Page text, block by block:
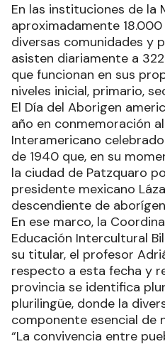
En las instituciones de la
aproximadamente
diversas comunidades y
asisten diariamente a
que funcionan en sus
niveles inicial, primario,
El Día del Aborigen
año en conmemoración
Interamericano
de 1940 que, en su
la ciudad de Patzquaro
presidente mexicano
descendiente de
En ese marco, la
Educación Intercultural
su titular, el profesor
respecto a esta fecha y
provincia se identifica
plurilingüe, donde la
componente esencial de
“La convivencia entre